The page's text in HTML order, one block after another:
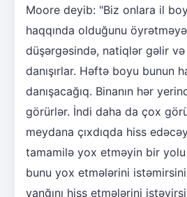
Moore deyib: "Biz onlara il
haqqında olduğunu öyrətməyə
düşərgəsində, natiqlər gəlir və
danışırlar. Həftə boyu bunun
danışacağıq. Binanın hər
görürlər. İndi daha da çox
meydana çıxdıqda hiss
tamamilə yox etməyin bir
bunu yox etmələrini
yanğını hiss etmələrini